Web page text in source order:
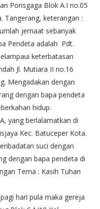
Porisgaga Blok A.I no.05
Tangerang, keterangan :
jemaat sebanyak
Pendeta adalah Pdt.
keterbatasan
Jl. Mutiara II no.16
Mengadakan dengan
dengan bapa pendeta
hidup.
yang berlalamatkan di
Kec. Batuceper Kota.
suci dengan
dengan bapa pendeta di
Tema : Kasih Tuhan
hari pula maka gereja